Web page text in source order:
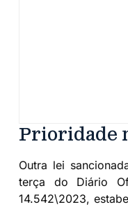
Prioridade
Outra lei
terça do Diário
14.542\2023,